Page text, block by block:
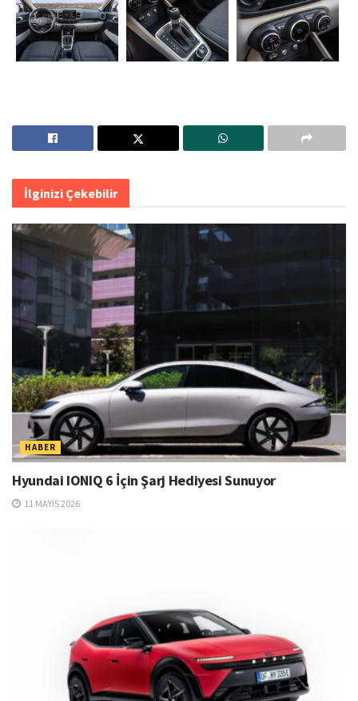
İlginizi Çekebilir
HABER
Hyundai IONIQ 6 İçin Şarj Hediyesi Sunuyor
11 MAYIS 2026